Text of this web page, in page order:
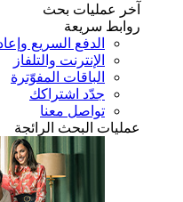
عمليات بحث
سريعة
الدفع السريع وإعادة التعبئة
الإنترنت والتلفاز
الباقات المفوّترة
جدّد اشتراكك
تواصل معنا
البحث الرائجة